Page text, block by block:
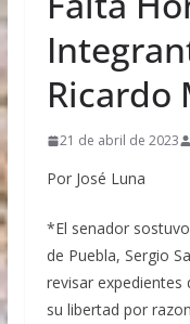
253
productiva
como
trabajo
ampliar la
Agricultura
Columba
que
la
Ricardo
21 de abril de 2023
Por José Luna
*El senador
de Puebla, Sergio
revisar expedientes
su libertad por